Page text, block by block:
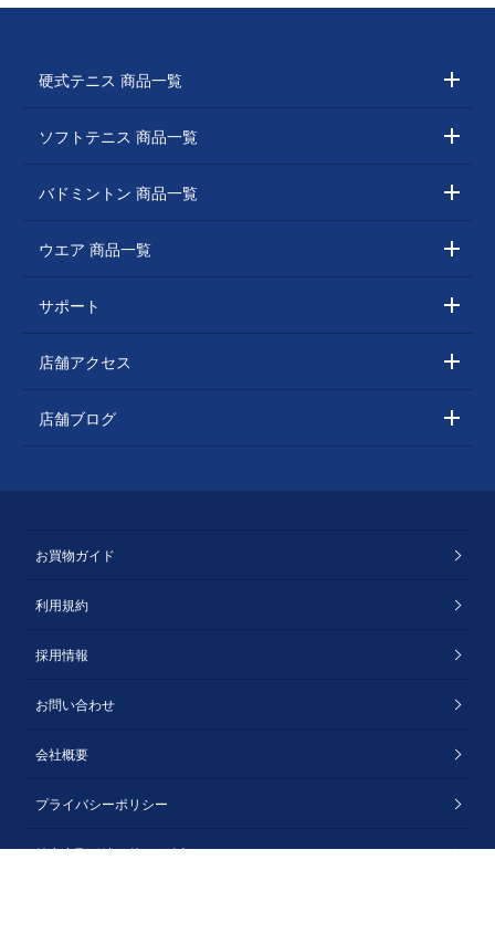
硬式テニス 商品一覧
ソフトテニス 商品一覧
バドミントン 商品一覧
ウエア 商品一覧
サポート
店舗アクセス
店舗ブログ
お買物ガイド
利用規約
採用情報
お問い合わせ
会社概要
プライバシーポリシー
特定商取引法に基づく表記